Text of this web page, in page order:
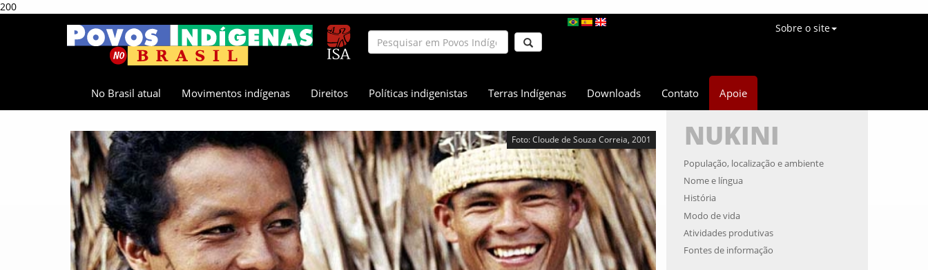
200
Sobre o site
No Brasil atual Movimentos indígenas Direitos Políticas indigenistas Terras Indígenas Downloads Contato Apoie
Foto: Cloude de Souza Correia, 2001 NUKINI
População, localização e ambiente
Nome e língua
História
Modo de vida
Atividades produtivas
Fontes de informação